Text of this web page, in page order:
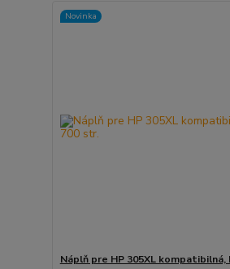
Novinka
Náplň pre HP 305XL kompatibilná,